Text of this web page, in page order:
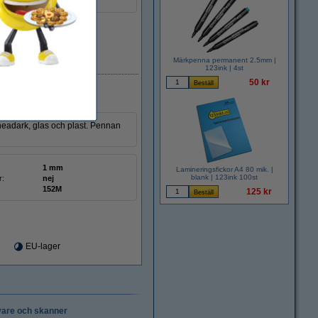
EU-lager
glas och plast. Pennan
1 mm
nej
152M
EU-lager
Märkpenna permanent 2.5mm |
123ink | 4st
50 kr
Lamineringsfickor A4 80 mik. |
blank | 123ink 100st
125 kr
och skanner